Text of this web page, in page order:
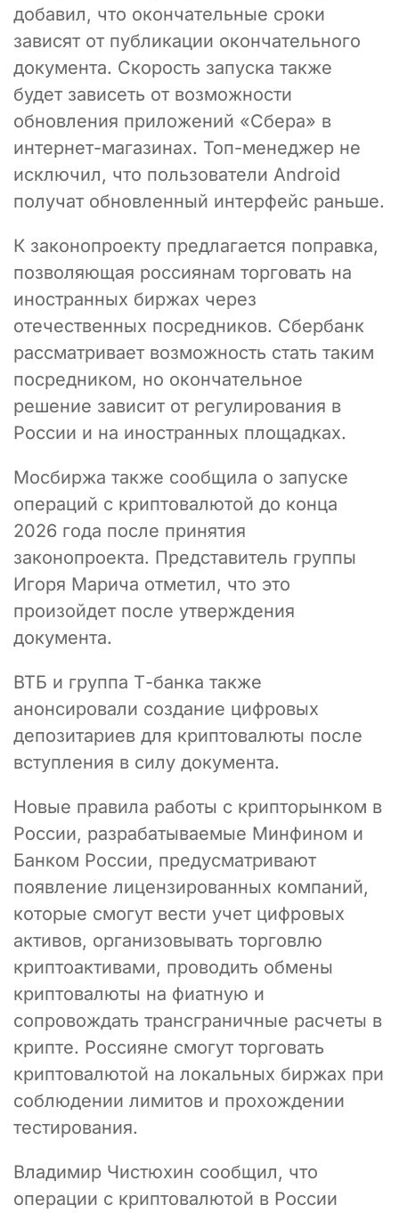
добавил, что окончательные сроки
зависят от публикации окончательного
документа. Скорость запуска также
будет зависеть от возможности
обновления приложений «Сбера» в
интернет-магазинах. Топ-менеджер не
исключил, что пользователи Android
получат обновленный интерфейс раньше.
К законопроекту предлагается поправка,
позволяющая россиянам торговать на
иностранных биржах через
отечественных посредников. Сбербанк
рассматривает возможность стать таким
посредником, но окончательное
решение зависит от регулирования в
России и на иностранных площадках.
Мосбиржа также сообщила о запуске
операций с криптовалютой до конца
2026 года после принятия
законопроекта. Представитель группы
Игоря Марича отметил, что это
произойдет после утверждения
документа.
ВТБ и группа Т-банка также
анонсировали создание цифровых
депозитариев для криптовалюты после
вступления в силу документа.
Новые правила работы с крипторынком в
России, разрабатываемые Минфином и
Банком России, предусматривают
появление лицензированных компаний,
которые смогут вести учет цифровых
активов, организовывать торговлю
криптоактивами, проводить обмены
криптовалюты на фиатную и
сопровождать трансграничные расчеты в
крипте. Россияне смогут торговать
криптовалютой на локальных биржах при
соблюдении лимитов и прохождении
тестирования.
Владимир Чистюхин сообщил, что
операции с криптовалютой в России